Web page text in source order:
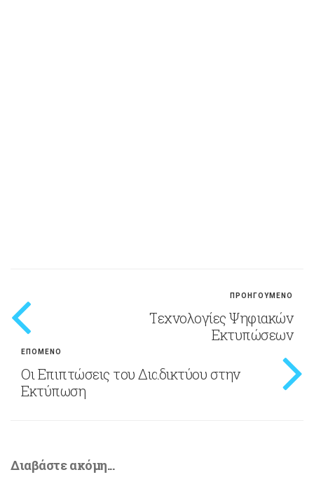
ΠΡΟΗΓΟΥΜΕΝΟ
Τεχνολογίες Ψηφιακών
Εκτυπώσεων
ΕΠΟΜΕΝΟ
Οι Επιπτώσεις του Διαδικτύου στην
Εκτύπωση
Διαβάστε ακόμη...